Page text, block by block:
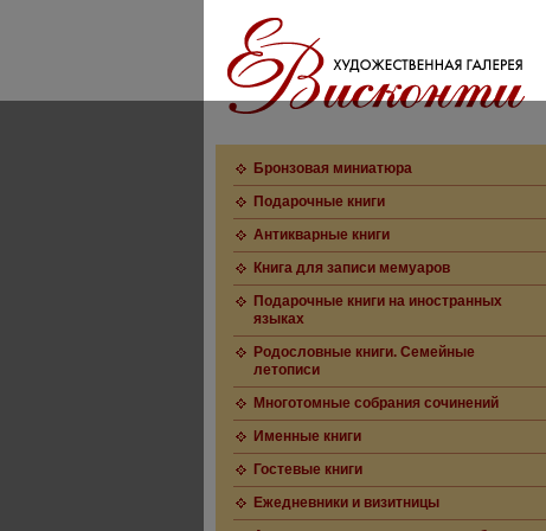
Бронзовая миниатюра
Подарочные книги
Антикварные книги
Книга для записи мемуаров
Подарочные книги на иностранных
языках
Родословные книги. Семейные
летописи
Многотомные собрания сочинений
Именные книги
Гостевые книги
Ежедневники и визитницы